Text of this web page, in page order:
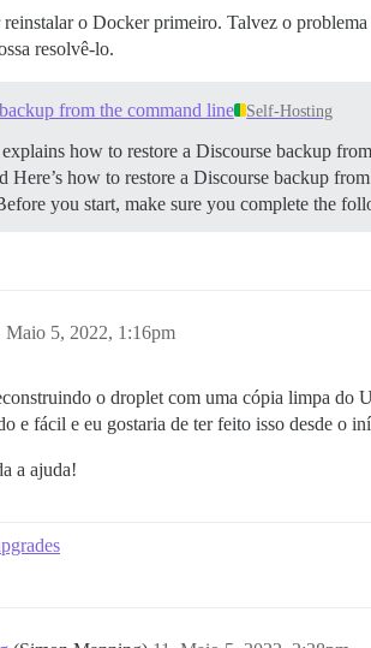
o Docker primeiro. Talvez o
resolvê-lo.
from the command line Self-Hosting
how to restore a Discourse backup
Here’s how to restore a Discourse backup
you start, make sure you complete the
Maio 5, 2022, 1:16pm
o droplet com uma cópia limpa do
e fácil e eu gostaria de ter feito isso desde o
a ajuda!